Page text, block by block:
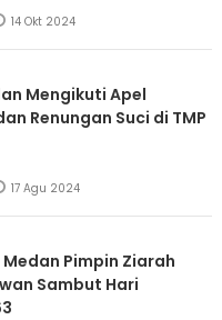
14 Okt 2024
Mengikuti Apel
Renungan Suci di TMP
17 Agu 2024
Pimpin Ziarah
Sambut Hari